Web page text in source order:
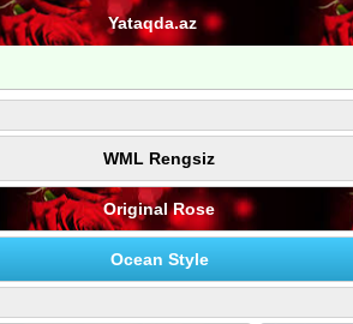
Yataqda.az
WML Rengsiz
Original Rose
Ocean Style